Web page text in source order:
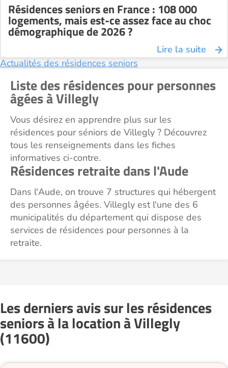
Résidences seniors en France : 108 000
logements, mais est-ce assez face au choc
démographique de 2026 ?
Lire la suite
Actualités des résidences seniors
Liste des résidences pour personnes
âgées à Villegly
Vous désirez en apprendre plus sur les
résidences pour séniors de Villegly ? Découvrez
tous les renseignements dans les fiches
informatives ci-contre.
Résidences retraite dans l'Aude
Dans l'Aude, on trouve 7 structures qui hébergent
des personnes âgées. Villegly est l'une des 6
municipalités du département qui dispose des
services de résidences pour personnes à la
retraite.
Les derniers avis sur les résidences
seniors à la location à Villegly
(11600)